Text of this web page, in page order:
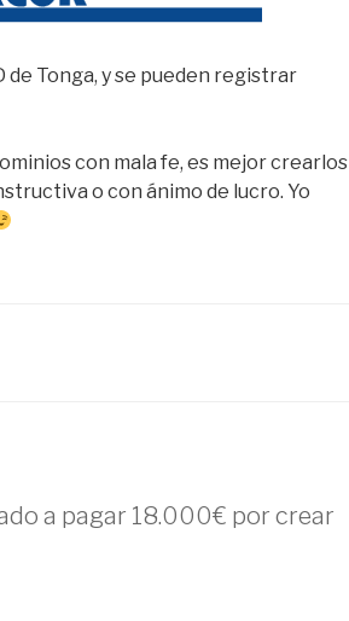
de Tonga, y se pueden registrar
con mala fe, es mejor crearlos
o con ánimo de lucro. Yo
a pagar 18.000€ por crear